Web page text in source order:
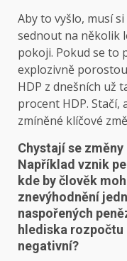
Aby to vyšlo, musí
sednout na několik
pokoji. Pokud se to
explozivně
HDP z dnešních už
procent HDP.
zmíněné klíčové
Chystají se
Například vznik
kde by člověk
znevýhodnění
naspořených
hlediska
negativní?